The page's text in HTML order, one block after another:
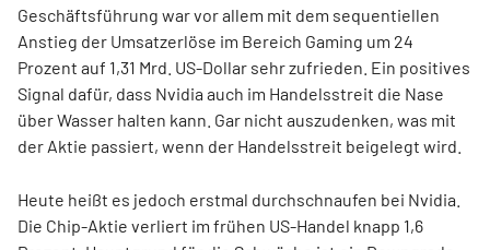
Geschäftsführung war vor allem mit dem sequentiellen
Anstieg der Umsatzerlöse im Bereich Gaming um 24
Prozent auf 1,31 Mrd. US-Dollar sehr zufrieden. Ein positives
Signal dafür, dass Nvidia auch im Handelsstreit die Nase
über Wasser halten kann. Gar nicht auszudenken, was mit
der Aktie passiert, wenn der Handelsstreit beigelegt wird.
Heute heißt es jedoch erstmal durchschnaufen bei Nvidia.
Die Chip-Aktie verliert im frühen US-Handel knapp 1,6